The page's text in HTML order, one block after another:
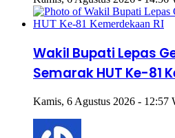
Wakil Bupati Lepas
Semarak HUT Ke-81
Kamis, 6 Agustus 2026 - 12:57